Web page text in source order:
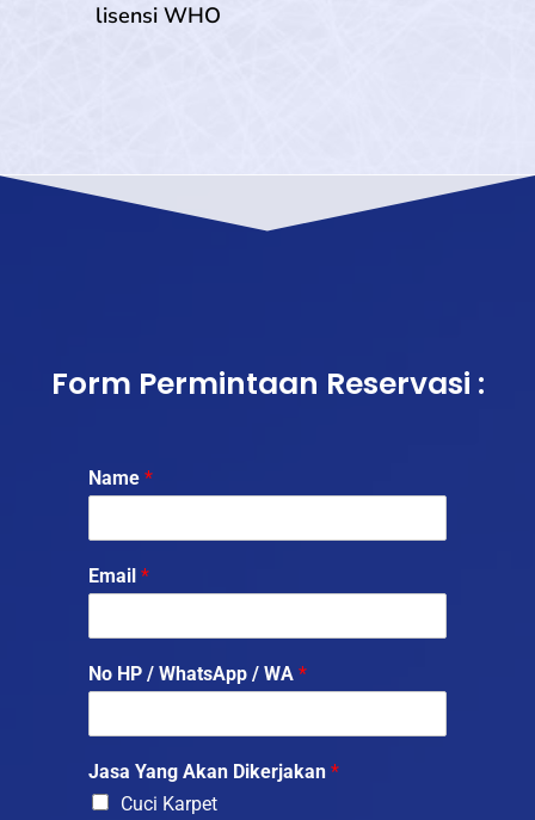
lisensi WHO
Form Permintaan Reservasi :
Name *
Email *
No HP / WhatsApp / WA *
Jasa Yang Akan Dikerjakan *
Cuci Karpet